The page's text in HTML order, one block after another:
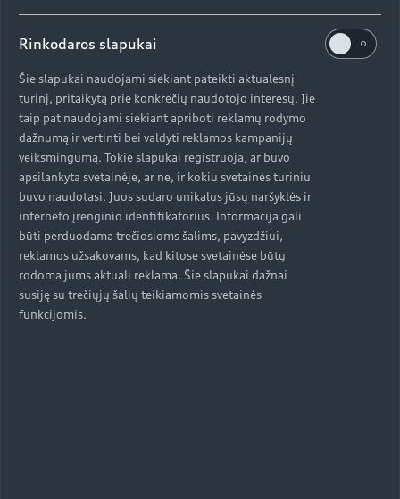
Rinkodaros slapukai
Šie slapukai naudojami siekiant pateikti aktualesnį
turinį, pritaikytą prie konkrečių naudotojo interesų. Jie
taip pat naudojami siekiant apriboti reklamų rodymo
dažnumą ir vertinti bei valdyti reklamos kampanijų
veiksmingumą. Tokie slapukai registruoja, ar buvo
apsilankyta svetainėje, ar ne, ir kokiu svetainės turiniu
buvo naudotasi. Juos sudaro unikalus jūsų naršyklės ir
interneto įrenginio identifikatorius. Informacija gali
būti perduodama trečiosioms šalims, pavyzdžiui,
reklamos užsakovams, kad kitose svetainėse būtų
rodoma jums aktuali reklama. Šie slapukai dažnai
susiję su trečiųjų šalių teikiamomis svetainės
funkcijomis.